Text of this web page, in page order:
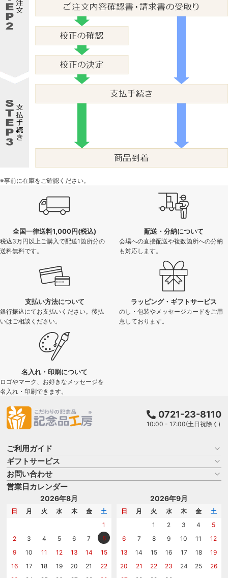
※事前に在庫をご確認ください。
全国一律送料1,000円(税込)
税込3万円以上ご購入で配送1箇所分の
送料無料です。
配送・分納について
会場への直接配送や複数箇所への分納
も対応します。
支払い方法について
銀行振込にてお支払いください。後払
いはご相談ください。
ラッピング・ギフトサービス
のし・包装やメッセージカードをご用
意しております。
名入れ・印刷について
ロゴやマーク、お好きなメッセージを
名入れ・印刷できます。
0721-23-8110
10:00 - 17:00(土日祝除く)
ご利用ガイド
お買い物ガイド
よくある質問
はじめての記念品選び
記念品工房の使い方
ギフトサービス
名入れについて
のし
メッセージカード
お問い合わせ
商品選びを相談する
名入れについて相談する
カタログを請求する
営業日カレンダー
2026年8月
日 月 火 水 木 金
土
1
2
3 4 5 6 7
8
9
10 11 12 13 14
15
16
17 18 19 20 21
22
2026年9月
日 月 火 水 木 金
土
1
2 3 4
5
6
7 8 9 10 11
12
13
14 15 16 17 18
19
20
21 22 23 24 25
26